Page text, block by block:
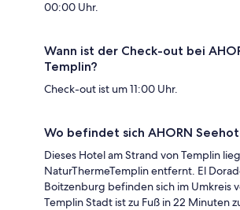
00:00 Uhr.
Wann ist der Check-out bei
Templin?
Check-out ist um 11:00 Uhr.
Wo befindet sich AHORN
Dieses Hotel am Strand von Templin
NaturThermeTemplin entfernt. El
Boitzenburg befinden sich im Umkreis
Templin Stadt ist zu Fuß in 22 Minuten